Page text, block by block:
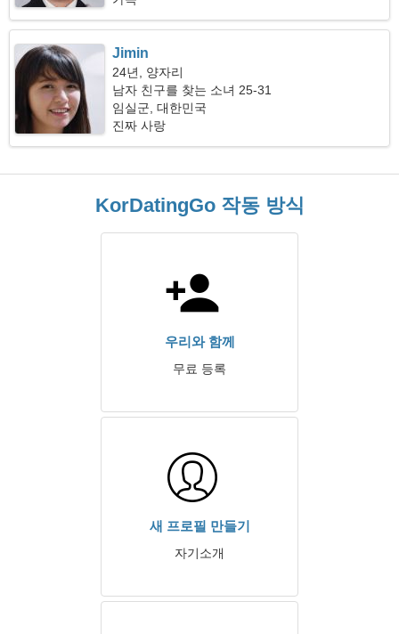
Jimin
24년, 양자리
남자 친구를 찾는 소녀 25-31
임실군, 대한민국
진짜 사랑
KorDatingGo 작동 방식
우리와 함께
무료 등록
새 프로필 만들기
자기소개